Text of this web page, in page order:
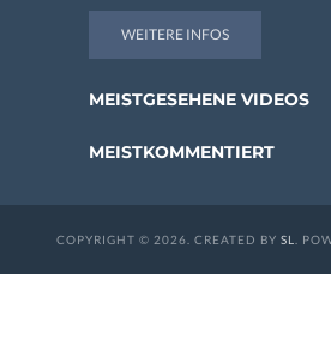
WEITERE INFOS
MEISTGESEHENE VIDEOS
MEISTKOMMENTIERT
COPYRIGHT © 2026. CREATED BY SL .